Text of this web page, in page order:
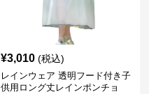
¥3,010 (税込)
レインウェア 透明フード付き子
供用ロング丈レインポンチョ